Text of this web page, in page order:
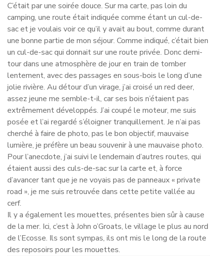
C’était par une soirée douce. Sur ma carte, pas loin du
camping, une route était indiquée comme étant un cul-de-
sac et je voulais voir ce qu’il y avait au bout, comme durant
une bonne partie de mon séjour. Comme indiqué, c’était bien
un cul-de-sac qui donnait sur une route privée. Donc demi-
tour dans une atmosphère de jour en train de tomber
lentement, avec des passages en sous-bois le long d’une
jolie rivière. Au détour d’un virage, j’ai croisé un red deer,
assez jeune me semble-t-il, car ses bois n’étaient pas
extrêmement développés. J’ai coupé le moteur, me suis
posée et l’ai regardé s’éloigner tranquillement. Je n’ai pas
cherché à faire de photo, pas le bon objectif, mauvaise
lumière, je préfère un beau souvenir à une mauvaise photo.
Pour l’anecdote, j’ai suivi le lendemain d’autres routes, qui
étaient aussi des culs-de-sac sur la carte et, à force
d’avancer tant que je ne voyais pas de panneaux « private
road », je me suis retrouvée dans cette petite vallée au
cerf.
Il y a également les mouettes, présentes bien sûr à cause
de la mer. Ici, c’est à John o’Groats, le village le plus au nord
de l’Ecosse. Ils sont sympas, ils ont mis le long de la route
des reposoirs pour les mouettes.